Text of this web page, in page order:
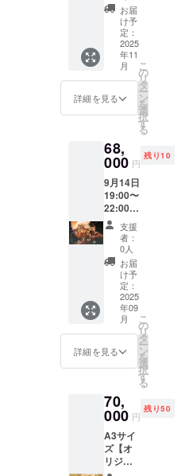
ザー彫
刻 】 月
夜見(ツ
クヨミ)
をデザ
インし
た MDF
レー
ザー彫
刻作品
しま
す。
（商品
の説
明） ・
数量：1
点 ・サ
イズ：
297×21
0 mm・
MDF3ｍ
お届
け予
定：
2025
年11
月
詳細を見る
こ
の
リ
タ
ー
ン
を
選
択
す
る
68,
000 円
残り10
9月14日
19:00〜
22:00(
大阪
市・堺
筋本町
エリア)
大阪で
パリへ
の決起
会＆雅
龍生誕
祭 レー
ザー彫
刻原
画：A3
抽選1名
に 販売
価格20
万円：
原画プ
レゼン
支援
者：
0人
お届
け予
定：
2025
年09
月
詳細を見る
こ
の
リ
タ
ー
ン
を
選
択
す
る
70,
000 円
残り50
A3サイ
ズ【オ
リジナ